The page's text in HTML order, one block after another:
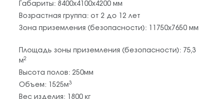
Габариты: 8400х4100х4200 мм
Возрастная группа: от 2 до 12 лет
Зона приземления (безопасности):
11750х7650 мм
Площадь зоны приземления (безопасности): 75,3
м2
Высота полов: 250мм
Объем:
1525м3
Вес изделия: 1800 кг